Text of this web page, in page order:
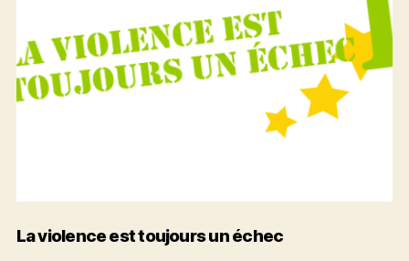
d’un
état
palestinien
La violence est toujours un échec